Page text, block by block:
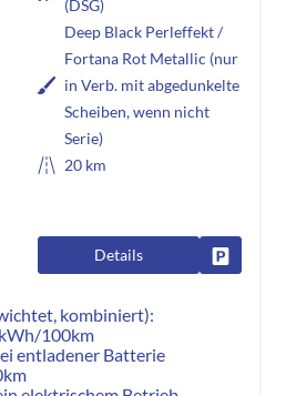
(DSG)
Deep Black Perleffekt /
Fortana Rot Metallic (nur
in Verb. mit abgedunkelte
Scheiben, wenn nicht
Serie)
20 km
Details
kombiniert):
100km
entladener Batterie